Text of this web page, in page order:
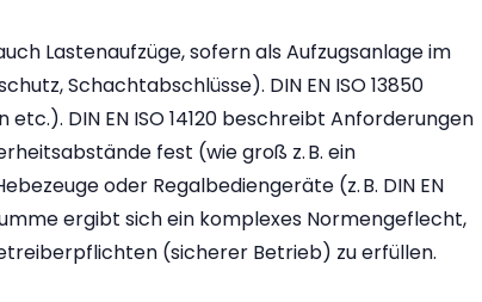
Lastenaufzüge, sofern als Aufzugsanlage im
Schachtabschlüsse). DIN EN ISO 13850
DIN EN ISO 14120 beschreibt Anforderungen
fest (wie groß z. B. ein
oder Regalbediengeräte (z. B. DIN EN
ergibt sich ein komplexes Normengeflecht,
(sicherer Betrieb) zu erfüllen.